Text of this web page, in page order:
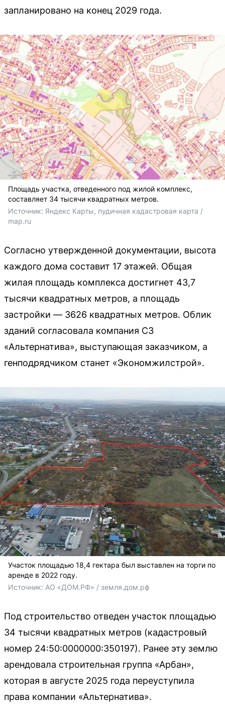
запланировано на конец 2029 года.
Площадь участка, отведенного под жилой комплекс,
составляет 34 тысячи квадратных метров.
Источник: Яндекс Карты, пудичная кадастровая карта /
map.ru
Согласно утвержденной документации, высота
каждого дома составит 17 этажей. Общая
жилая площадь комплекса достигнет 43,7
тысячи квадратных метров, а площадь
застройки — 3626 квадратных метров. Облик
зданий согласовала компания СЗ
«Альтернатива», выступающая заказчиком, а
генподрядчиком станет «Экономжилстрой».
Участок площадью 18,4 гектара был выставлен на торги по
аренде в 2022 году.
Источник: АО «ДОМ.РФ» / земля.дом.рф
Под строительство отведен участок площадью
34 тысячи квадратных метров (кадастровый
номер 24:50:0000000:350197). Ранее эту землю
арендовала строительная группа «Арбан»,
которая в августе 2025 года переуступила
права компании «Альтернатива».